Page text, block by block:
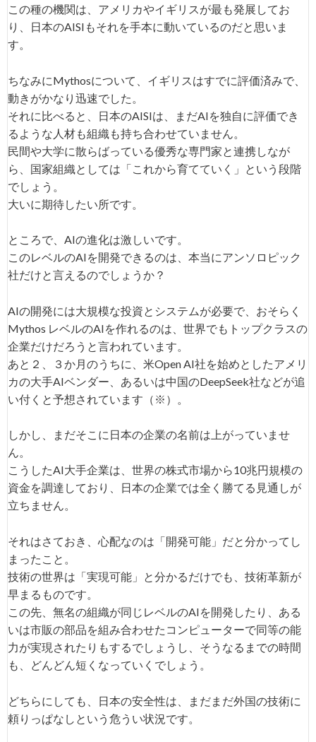
この種の機関は、アメリカやイギリスが最も発展してお
り、日本のAISIもそれを手本に動いているのだと思いま
す。
ちなみにMythosについて、イギリスはすでに評価済みで、
動きがかなり迅速でした。
それに比べると、日本のAISIは、まだAIを独自に評価でき
るような人材も組織も持ち合わせていません。
民間や大学に散らばっている優秀な専門家と連携しなが
ら、国家組織としては「これから育てていく」という段階
でしょう。
大いに期待したい所です。
ところで、AIの進化は激しいです。
このレベルのAIを開発できるのは、本当にアンソロピック
社だけと言えるのでしょうか？
AIの開発には大規模な投資とシステムが必要で、おそらく
Mythos レベルのAIを作れるのは、世界でもトップクラスの
企業だけだろうと言われています。
あと２、３か月のうちに、米Open AI社を始めとしたアメリ
カの大手AIベンダー、あるいは中国のDeepSeek社などが追
い付くと予想されています（※）。
しかし、まだそこに日本の企業の名前は上がっていませ
ん。
こうしたAI大手企業は、世界の株式市場から10兆円規模の
資金を調達しており、日本の企業では全く勝てる見通しが
立ちません。
それはさておき、心配なのは「開発可能」だと分かってし
まったこと。
技術の世界は「実現可能」と分かるだけでも、技術革新が
早まるものです。
この先、無名の組織が同じレベルのAIを開発したり、ある
いは市販の部品を組み合わせたコンピューターで同等の能
力が実現されたりもするでしょうし、そうなるまでの時間
も、どんどん短くなっていくでしょう。
どちらにしても、日本の安全性は、まだまだ外国の技術に
頼りっぱなしという危うい状況です。